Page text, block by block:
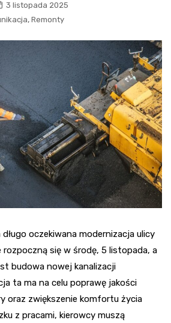
3 listopada 2025
, Remonty
oczekiwana modernizacja ulicy
rozpoczną się w środę, 5 listopada, a
budowa nowej kanalizacji
ta ma na celu poprawę jakości
oraz zwiększenie komfortu życia
z pracami, kierowcy muszą